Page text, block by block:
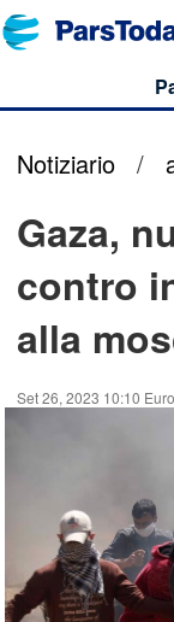
Notiziario /
Gaza,
contro
alla
Set 26, 2023 10:10